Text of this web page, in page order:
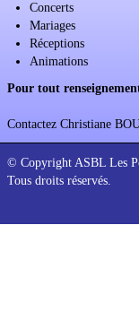
Events
Concerts
Mariages
Réceptions
Animations
Pour tout
Contactez Christiane
© Copyright ASBL Les
Tous droits réservés.